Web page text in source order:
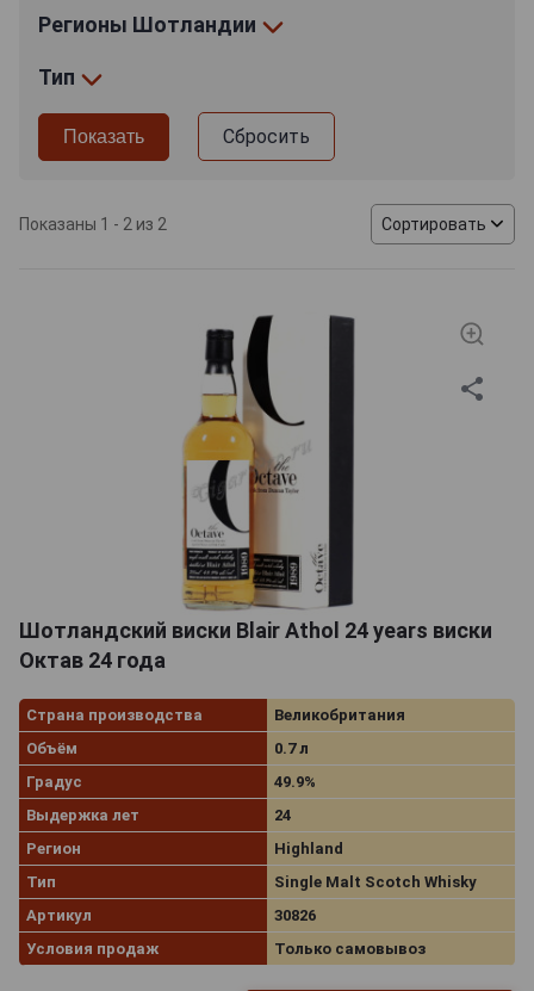
Регионы Шотландии
Тип
Сбросить
Показаны 1 - 2 из 2 Сортировать
Шотландский виски Blair Athol 24 years виски
Октав 24 года
Страна производства
Великобритания
Объём
0.7 л
Градус
49.9%
Выдержка лет
24
Регион
Highland
Тип
Single Malt Scotch Whisky
Артикул
30826
Условия продаж
Только самовывоз